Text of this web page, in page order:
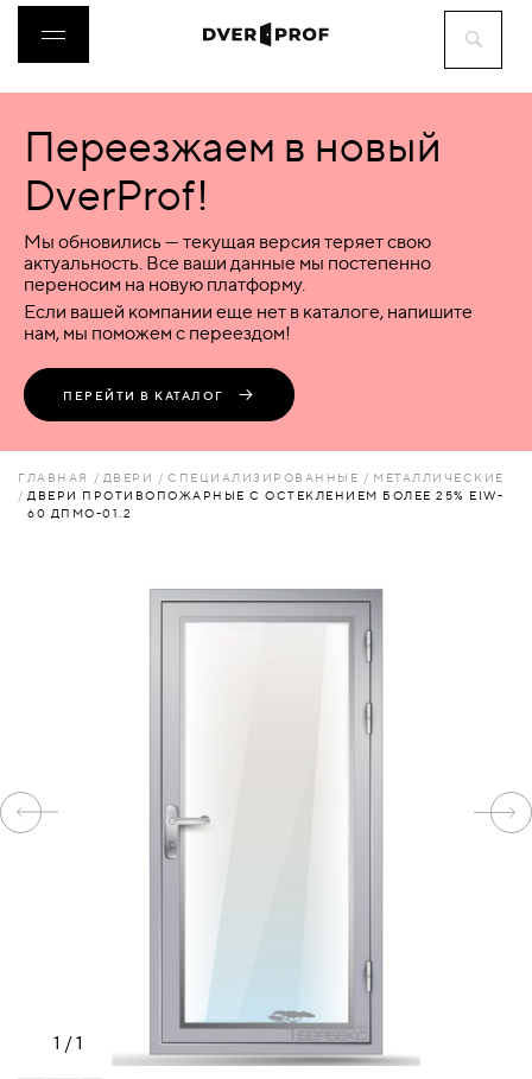
ДВЕРИ
ФУРНИТУРА
ВОРОТА
ПЕРЕГОРОДКИ
АКСЕССУАРЫ
КОМПЛЕКТУЮЩИЕ
ИНТЕРЕСНЫЕ
СТАТЬИ
Переезжаем в новый
DverProf!
Мы обновились — текущая версия теряет свою
актуальность. Все ваши данные мы постепенно
переносим на новую платформу.
Если вашей компании еще нет в каталоге, напишите
нам, мы поможем с переездом!
ПЕРЕЙТИ В КАТАЛОГ
ГЛАВНАЯ ДВЕРИ СПЕЦИАЛИЗИРОВАННЫЕ
МЕТАЛЛИЧЕСКИЕ
ДВЕРИ ПРОТИВОПОЖАРНЫЕ С ОСТЕКЛЕНИЕМ БОЛЕЕ 25% EIW-
60 ДПМО-01.2
1 /1